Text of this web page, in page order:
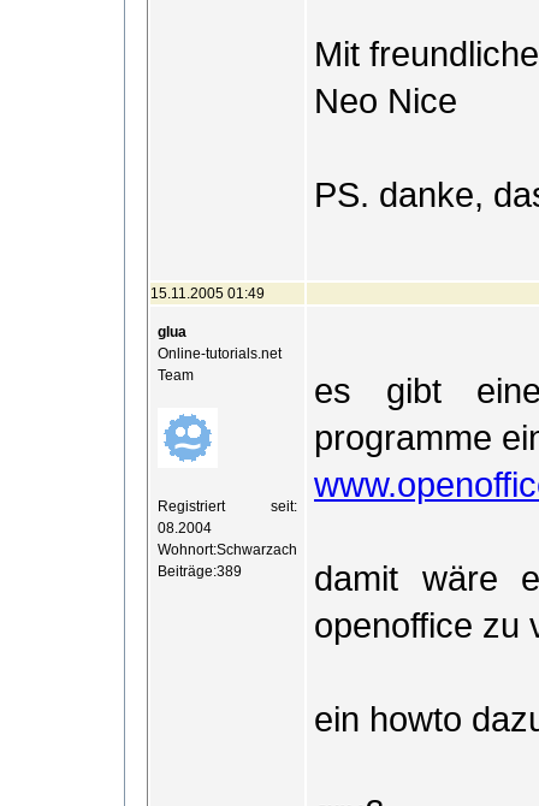
Mit
Neo Nice
PS. danke,
15.11.2005 01:49
glua
Online-tutorials.net
Team
Registriert seit:
08.2004
Wohnort:Schwarzach
Beiträge:389
es gibt
programme
damit wäre
openoffice zu
ein howto